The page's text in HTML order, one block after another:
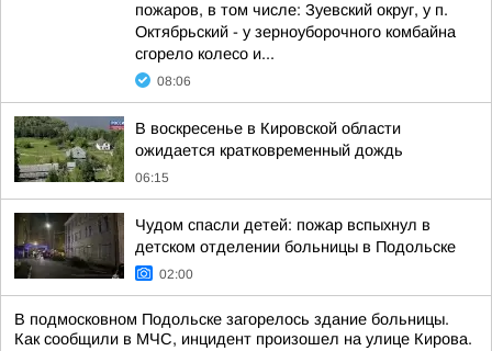
пожаров, в том числе: Зуевский округ, у п.
Октябрьский - у зерноуборочного комбайна
сгорело колесо и...
08:06
В воскресенье в Кировской области
ожидается кратковременный дождь
06:15
Чудом спасли детей: пожар вспыхнул в
детском отделении больницы в Подольске
02:00
В подмосковном Подольске загорелось здание больницы.
Как сообщили в МЧС, инцидент произошел на улице Кирова.